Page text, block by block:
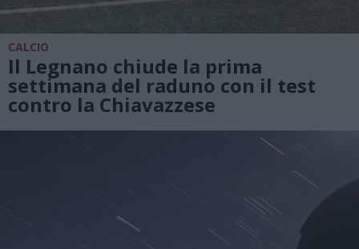
CALCIO
Il Legnano chiude la prima
settimana del raduno con il test
contro la Chiavazzese